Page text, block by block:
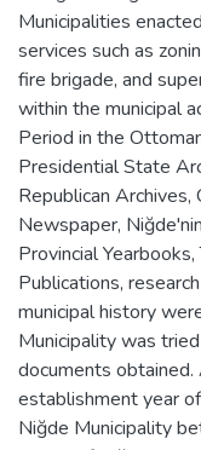
Municipalities
services such as
fire brigade, and
within the municipal
Period in the
Presidential State
Republican
Newspaper,
Provincial
Publications,
municipal history
Municipality was
documents
establishment year
Niğde Municipality